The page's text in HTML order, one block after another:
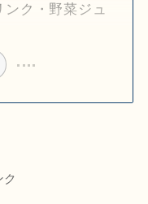
ンク・野菜ジュ
ク